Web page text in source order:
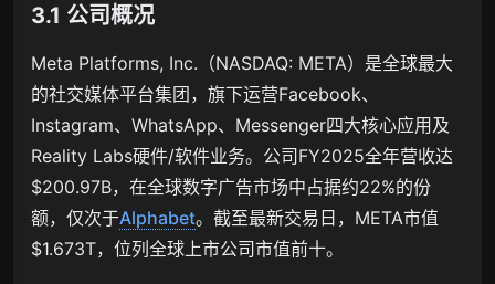
3.1 公司概况
Meta Platforms, Inc.（NASDAQ: META）是全球最大
的社交媒体平台集团，旗下运营Facebook、
Instagram、WhatsApp、Messenger四大核心应用及
Reality Labs硬件/软件业务。公司FY2025全年营收达
$200.97B，在全球数字广告市场中占据约22%的份
额，仅次于Alphabet。截至最新交易日，META市值
$1.673T，位列全球上市公司市值前十。